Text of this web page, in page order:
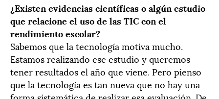
¿Existen evidencias científicas o algún estudio
que relacione el uso de las TIC con el
rendimiento escolar?
Sabemos que la tecnología motiva mucho.
Estamos realizando ese estudio y queremos
tener resultados el año que viene. Pero pienso
que la tecnología es tan nueva que no hay una